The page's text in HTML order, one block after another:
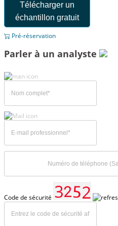
Télécharger un
échantillon gratuit
Pré-réservation
Parler à un analyste
Code de sécurité